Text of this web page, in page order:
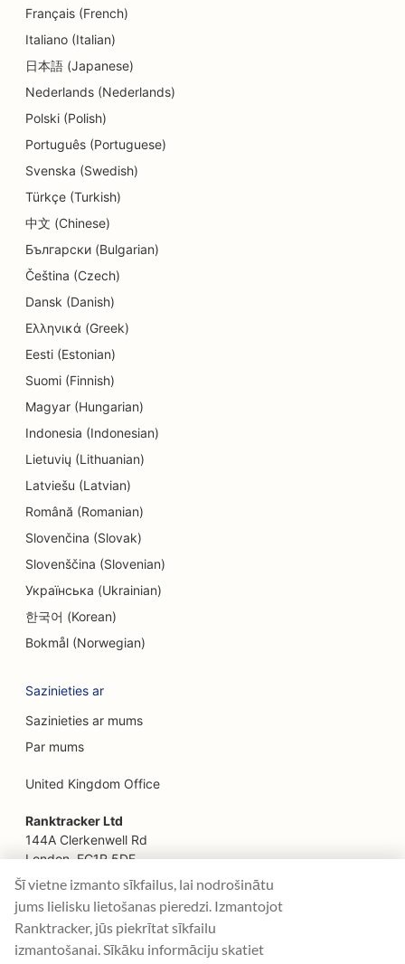
SEO dienas aprūpes centriem
SEO kosmētikas ķirurgiem
SEO detalizētiem veikaliem
SEO ēdinātājiem
SEO izglītības un bērnu aprūpes pakalpojumiem
SEO elektriķiem
SEO Donut veikaliem
SEO ķīmiskajām tīrītavām
SEO inženiertehniskajiem uzņēmumiem
SEO endodontiem
SEO izklaidei un atpūtai
SEO izbēgšanas istabām
EO etniskajiem restorāniem
SEO restorāniem, kas darbojas no lauku
saimniecības līdz galdam
SEO finanšu plānotājiem
SEO ātrās ēdināšanas restorāniem
SEO floristiem
SEO restorāniem ar smalku maltīti
SEO finanšu pakalpojumiem
SEO pārtikas veikaliem
SEO franču konditorejām
Français (French)
Italiano (Italian)
日本語 (Japanese)
Nederlands (Nederlands)
Polski (Polish)
Português (Portuguese)
Svenska (Swedish)
Türkçe (Turkish)
中文 (Chinese)
Български (Bulgarian)
Čeština (Czech)
Dansk (Danish)
Ελληνικά (Greek)
Eesti (Estonian)
Suomi (Finnish)
Magyar (Hungarian)
Indonesia (Indonesian)
Lietuvių (Lithuanian)
Latviešu (Latvian)
Română (Romanian)
Slovenčina (Slovak)
Slovenščina (Slovenian)
Українська (Ukrainian)
한국어 (Korean)
Bokmål (Norwegian)
Sazinieties ar
Sazinieties ar mums
Par mums
United Kingdom Office
Ranktracker Ltd
144A Clerkenwell Rd
London, EC1R 5DF
Company No: 08820809
Šī vietne izmanto sīkfailus, lai nodrošinātu
jums lielisku lietošanas pieredzi. Izmantojot
Ranktracker, jūs piekrītat sīkfailu
izmantošanai. Sīkāku informāciju skatiet